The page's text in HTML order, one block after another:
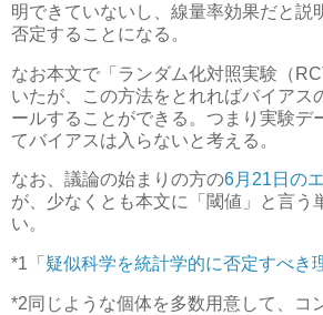
明できていないし、線量率効果だと説
否定することになる。
なお本文で「ランダム化対照実験（
いたが、この方法をとれればバイアス
ールすることができる。つまり実験デ
てバイアスは入らないと考える。
なお、議論の始まりの方の6月21日の
が、少なくとも本文に「閾値」と言う
い。
*1 「 疑似科学を統計学的に否定すべき
*2同じような個体を多数用意して、コ